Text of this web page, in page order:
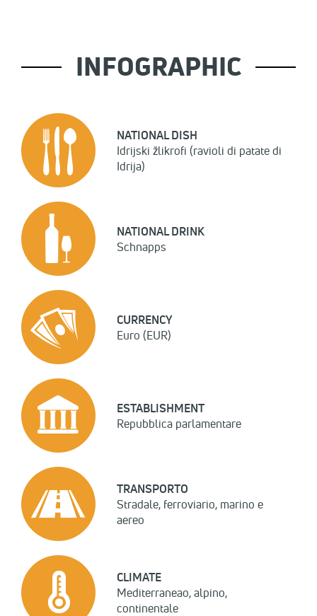
INFOGRAPHIC
NATIONAL DISH
Idrijski žlikrofi (ravioli di patate di
Idrija)
NATIONAL DRINK
Schnapps
CURRENCY
Euro (EUR)
ESTABLISHMENT
Repubblica parlamentare
TRANSPORTO
Stradale, ferroviario, marino e
aereo
CLIMATE
Mediterraneao, alpino,
continentale